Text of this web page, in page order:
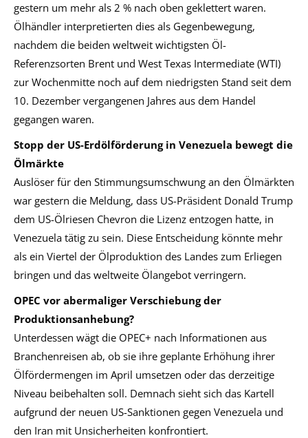
gestern um mehr als 2 % nach oben geklettert waren.
Ölhändler interpretierten dies als Gegenbewegung,
nachdem die beiden weltweit wichtigsten Öl-
Referenzsorten Brent und West Texas Intermediate (WTI)
zur Wochenmitte noch auf dem niedrigsten Stand seit dem
10. Dezember vergangenen Jahres aus dem Handel
gegangen waren.
Stopp der US-Erdölförderung in Venezuela bewegt die
Ölmärkte
Auslöser für den Stimmungsumschwung an den Ölmärkten
war gestern die Meldung, dass US-Präsident Donald Trump
dem US-Ölriesen Chevron die Lizenz entzogen hatte, in
Venezuela tätig zu sein. Diese Entscheidung könnte mehr
als ein Viertel der Ölproduktion des Landes zum Erliegen
bringen und das weltweite Ölangebot verringern.
OPEC vor abermaliger Verschiebung der
Produktionsanhebung?
Unterdessen wägt die OPEC+ nach Informationen aus
Branchenreisen ab, ob sie ihre geplante Erhöhung ihrer
Ölfördermengen im April umsetzen oder das derzeitige
Niveau beibehalten soll. Demnach sieht sich das Kartell
aufgrund der neuen US-Sanktionen gegen Venezuela und
den Iran mit Unsicherheiten konfrontiert.